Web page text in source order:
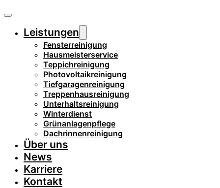
Leistungen
Fensterreinigung
Hausmeisterservice
Teppichreinigung
Photovoltaikreinigung
Tiefgaragenreinigung
Treppenhausreinigung
Unterhaltsreinigung
Winterdienst
Grünanlagenpflege
Dachrinnenreinigung
Über uns
News
Karriere
Kontakt